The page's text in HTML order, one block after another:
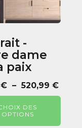
-
dame
paix
€ – 520,99€
de
DES
OPTIONS